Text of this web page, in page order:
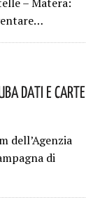
Dati E Carte
dell’Agenzia
di